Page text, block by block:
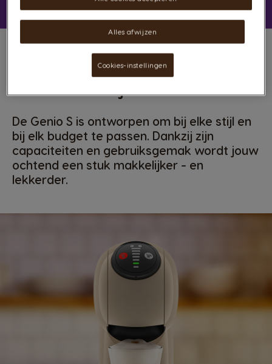
Koffie maken wordt zo wel
De Genio S is ontworpen om bij elke stijl en
bij elk budget te passen. Dankzij zijn
capaciteiten en gebruiksgemak wordt jouw
ochtend een stuk makkelijker - en
lekkerder.
Alles afwijzen
Cookies-instellingen